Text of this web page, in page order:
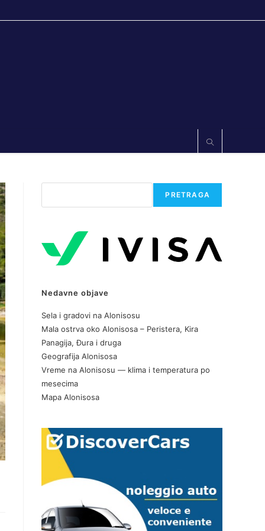
PRETRAGA
Nedavne objave
Sela i gradovi na Alonisosu
Mala ostrva oko Alonisosa – Peristera, Kira
Panagija, Đura i druga
Geografija Alonisosa
Vreme na Alonisosu — klima i temperatura po
mesecima
Mapa Alonisosa